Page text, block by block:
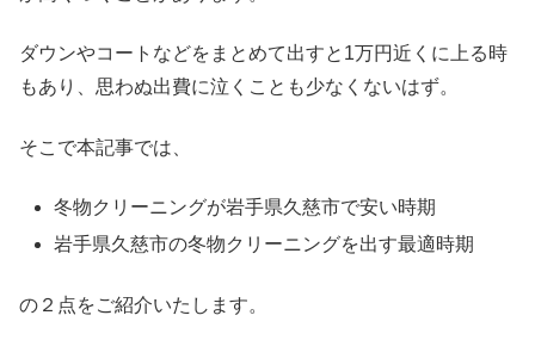
ダウンやコートなどをまとめて出すと1万円近くに上る時
もあり、思わぬ出費に泣くことも少なくないはず。
そこで本記事では、
冬物クリーニングが岩手県久慈市で安い時期
岩手県久慈市の冬物クリーニングを出す最適時期
の２点をご紹介いたします。